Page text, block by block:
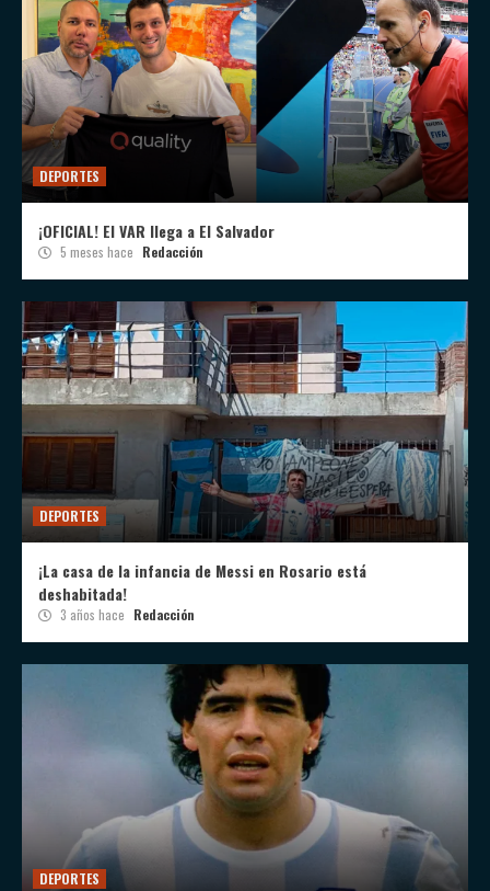
DEPORTES
¡OFICIAL! El VAR llega a El Salvador
5 meses hace Redacción
DEPORTES
¡La casa de la infancia de Messi en Rosario está
deshabitada!
3 años hace Redacción
DEPORTES